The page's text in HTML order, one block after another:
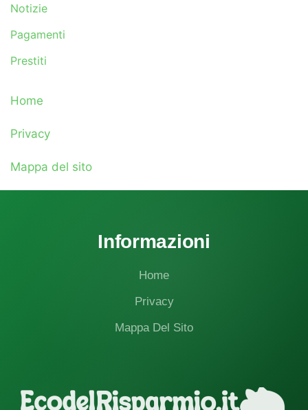
Notizie
Pagamenti
Prestiti
Home
Privacy
Mappa del sito
Informazioni
Home
Privacy
Mappa Del Sito